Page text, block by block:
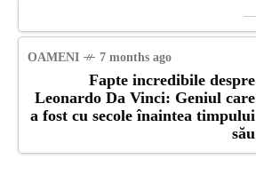
OAMENI 7 months ago
Fapte incredibile despre
Leonardo Da Vinci: Geniul care
a fost cu secole înaintea timpului
său